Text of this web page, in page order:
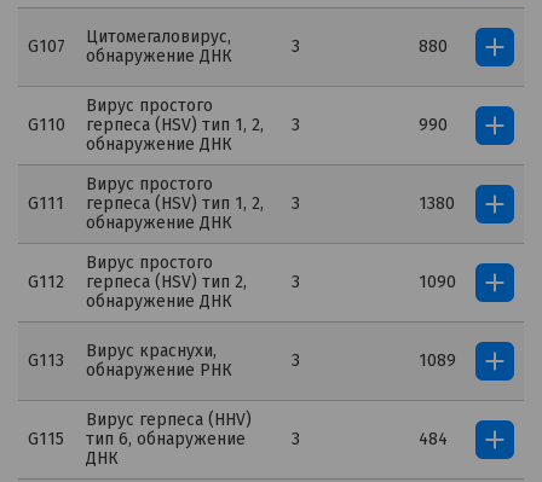
G107
Цитомегаловирус,
обнаружение ДНК
3 880
G110
Вирус простого
герпеса (HSV) тип 1, 2,
обнаружение ДНК
3 990
G111
Вирус простого
герпеса (HSV) тип 1, 2,
обнаружение ДНК
3 1380
G112
Вирус простого
герпеса (HSV) тип 2,
обнаружение ДНК
3 1090
G113
Вирус краснухи,
обнаружение РНК
3 1089
G115
Вирус герпеса (HHV)
тип 6, обнаружение
ДНК
3 484